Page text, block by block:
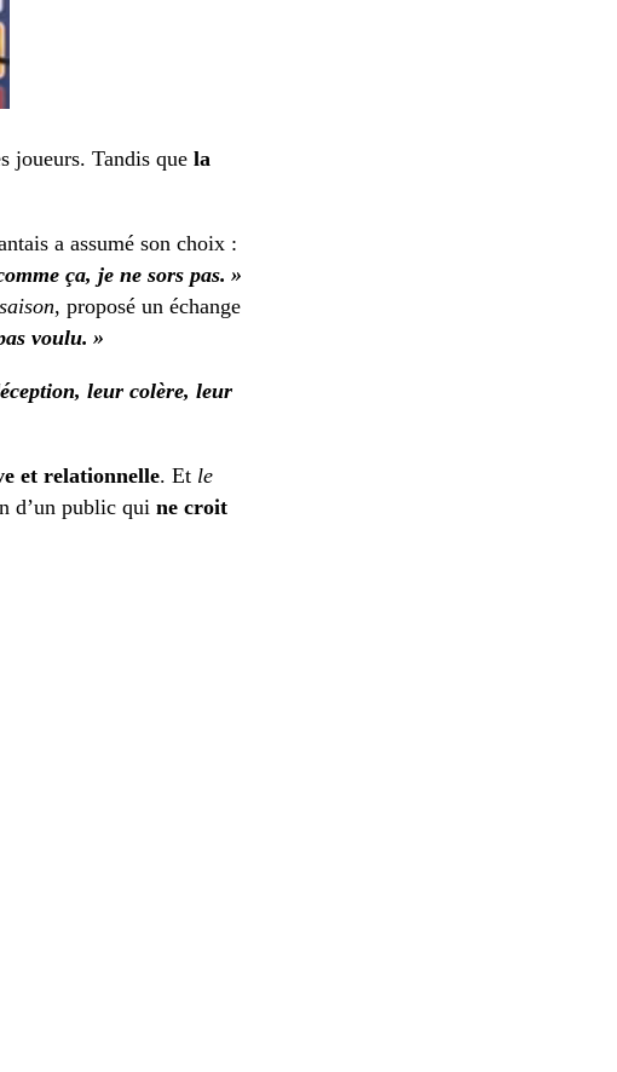
joueurs. Tandis que la
a assumé son choix :
ça, je ne sors pas. »
, proposé un échange
voulu. »
leur colère, leur
et relationnelle. Et le
d’un public qui ne croit